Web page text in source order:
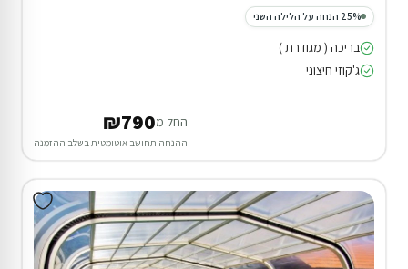
25% הנחה על הלילה השני
בריכה ( מגודרת )
ג'קוזי חיצוני
החל מ₪790
ההנחה תחושב אוטומטית בשלב ההזמנה